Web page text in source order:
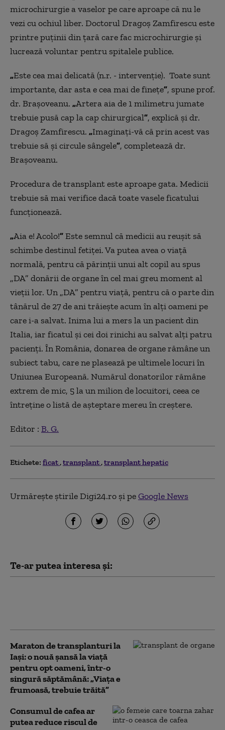
microchirurgie a vaselor pe care aproape că nu le
vezi cu ochiul liber. Doctorul Dragoș Zamfirescu este
printre puținii din țară care fac microchirurgie și
lucrează voluntar pentru spitalele publice.
„Este cea mai delicată (n.r. - intervenție). Toate sunt
importante, dar asta e cea mai de finețe”, spune prof.
dr. Brașoveanu. „Artera aia de 1 milimetru jumate
trebuie pusă cap la cap chirurgical”, explică și dr.
Dragoș Zamfirescu. „Imaginați-vă că prin acest vas
trebuie să și circule sângele”, completează dr.
Brașoveanu.
Procedura de transplant este aproape gata. Medicii
trebuie să mai verifice dacă toate vasele ficatului
funcționează.
„Aia e! Acolo!”Este semnul că medicii au reușit să
schimbe destinul fetiței. Va putea avea o viață
normală, pentru că părinții unui alt copil au spus
„DA” donării de organe în cel mai greu moment al
vieții lor. Un „DA” pentru viață, pentru că o parte din
tânărul de 27 de ani trăiește acum în alți oameni pe
care i-a salvat. Inima lui a mers la un pacient din
Italia, iar ficatul și cei doi rinichi au salvat alți patru
pacienți. În România, donarea de organe rămâne un
subiect tabu, care ne plasează pe ultimele locuri în
Uniunea Europeană. Numărul donatorilor rămâne
extrem de mic, 5 la un milion de locuitori, ceea ce
întreține o listă de așteptare mereu în creștere.
Editor : B. G.
Etichete: ficat transplant transplant hepatic
Urmărește știrile Digi24.ro și peGoogle News
Te-ar putea interesa și:
Maraton de transplanturi la
Iași: o nouă șansă la viață
pentru opt oameni, într-o
singură săptămână: „Viața e
frumoasă, trebuie trăită”
Consumul de cafea ar
putea reduce riscul de